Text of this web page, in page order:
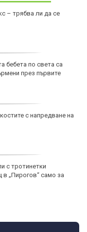
– трябва ли да се
бебета по света са
през първите
с напредване на
с тротинетки
„Пирогов“ само за